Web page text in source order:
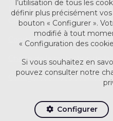
l’utilisation de tous les
définir plus précisément
bouton « Configurer ».
modifié à tout
« Configuration des
Si vous souhaitez en
pouvez consulter notre
Configurer
Place du Trône 1, 1000
Couverture valable pour les
Conditions générales
Charte de la protection de
Configuration des cookies